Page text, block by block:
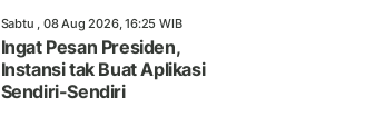
Sabtu , 08 Aug 2026, 16:25 WIB
Ingat Pesan Presiden,
Instansi tak Buat Aplikasi
Sendiri-Sendiri